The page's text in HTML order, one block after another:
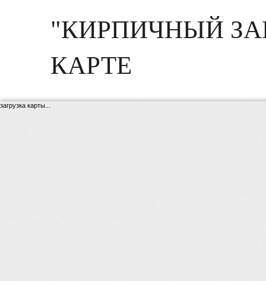
"КИРПИЧНЫЙ
КАРТЕ
загрузка карты...